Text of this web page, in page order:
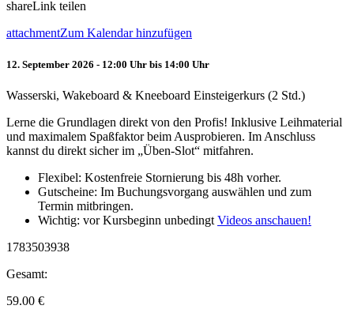
shareLink teilen
attachmentZum Kalendar hinzufügen
12. September 2026 - 12:00 Uhr bis 14:00 Uhr
Wasserski, Wakeboard & Kneeboard Einsteigerkurs (2 Std.)
Lerne die Grundlagen direkt von den Profis! Inklusive Leihmaterial
und maximalem Spaßfaktor beim Ausprobieren. Im Anschluss
kannst du direkt sicher im „Üben-Slot“ mitfahren.
Flexibel: Kostenfreie Stornierung bis 48h vorher.
Gutscheine: Im Buchungsvorgang auswählen und zum
Termin mitbringen.
Wichtig: vor Kursbeginn unbedingt Videos anschauen!
1783503938
Gesamt:
59.00 €